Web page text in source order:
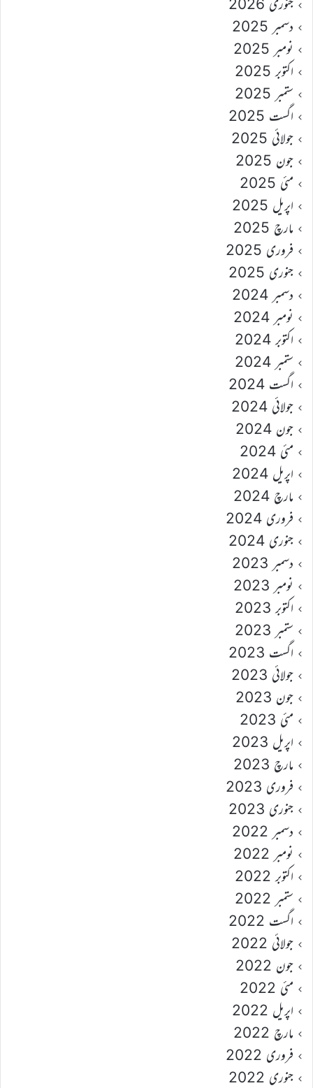
جنوری 2026
دسمبر 2025
نومبر 2025
اکتوبر 2025
ستمبر 2025
اگست 2025
جولائی 2025
جون 2025
مئی 2025
اپریل 2025
مارچ 2025
فروری 2025
جنوری 2025
دسمبر 2024
نومبر 2024
اکتوبر 2024
ستمبر 2024
اگست 2024
جولائی 2024
جون 2024
مئی 2024
اپریل 2024
مارچ 2024
فروری 2024
جنوری 2024
دسمبر 2023
نومبر 2023
اکتوبر 2023
ستمبر 2023
اگست 2023
جولائی 2023
جون 2023
مئی 2023
اپریل 2023
مارچ 2023
فروری 2023
جنوری 2023
دسمبر 2022
نومبر 2022
اکتوبر 2022
ستمبر 2022
اگست 2022
جولائی 2022
جون 2022
مئی 2022
اپریل 2022
مارچ 2022
فروری 2022
جنوری 2022